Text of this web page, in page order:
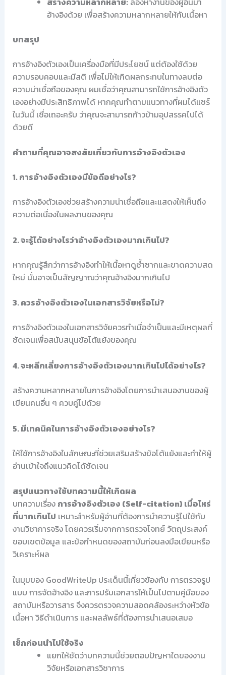
อ้างอิงด้วย เพื่อสร้างความหลากหลายให้กับเนื้อหา
บทสรุป
การอ้างอิงตัวเองเป็นเครื่องมือที่มีประโยชน์ แต่ต้องใช้ด้วย
ความรอบคอบและมีสติ เพื่อไม่ให้เกิดผลกระทบในทางลบต่อ
ความน่าเชื่อถือของคุณ ผมเชื่อว่าคุณสามารถใช้การอ้างอิงตัว
เองอย่างมีประสิทธิภาพได้ หากคุณทำตามแนวทางที่ผมได้แชร์
ในวันนี้ เชื่อเถอะครับ ว่าคุณจะสามารถก้าวข้ามอุปสรรคไปได้
ด้วยดี
คำถามที่คุณอาจสงสัยเกี่ยวกับการอ้างอิงตัวเอง
1. การอ้างอิงตัวเองมีข้อดีอย่างไร?
การอ้างอิงตัวเองช่วยสร้างความน่าเชื่อถือและแสดงให้เห็นถึง
ความต่อเนื่องในผลงานของคุณ
2. จะรู้ได้อย่างไรว่าอ้างอิงตัวเองมากเกินไป?
หากคุณรู้สึกว่าการอ้างอิงทำให้เนื้อหาดูซ้ำซากและขาดความสด
ใหม่ นั่นอาจเป็นสัญญาณว่าคุณอ้างอิงมากเกินไป
3. ควรอ้างอิงตัวเองในเอกสารวิจัยหรือไม่?
การอ้างอิงตัวเองในเอกสารวิจัยควรทำเมื่อจำเป็นและมีเหตุผลที่
ชัดเจนเพื่อสนับสนุนข้อโต้แย้งของคุณ
4. จะหลีกเลี่ยงการอ้างอิงตัวเองมากเกินไปได้อย่างไร?
สร้างความหลากหลายในการอ้างอิงโดยการนำเสนองานของผู้
เขียนคนอื่น ๆ ควบคู่ไปด้วย
5. มีเทคนิคในการอ้างอิงตัวเองอย่างไร?
ให้ใช้การอ้างอิงในลักษณะที่ช่วยเสริมสร้างข้อโต้แย้งและทำให้ผู้
อ่านเข้าใจถึงแนวคิดได้ชัดเจน
สรุปแนวทางใช้บทความนี้ให้เกิดผล
บทความเรื่อง การอ้างอิงตัวเอง (Self-citation) เมื่อไหร่
ที่มากเกินไป เหมาะสำหรับผู้อ่านที่ต้องการนำความรู้ไปใช้กับ
งานวิชาการจริง โดยควรเริ่มจากการตรวจโจทย์ วัตถุประสงค์
ขอบเขตข้อมูล และข้อกำหนดของสถาบันก่อนลงมือเขียนหรือ
วิเคราะห์ผล
ในมุมของ GoodWriteUp ประเด็นนี้เกี่ยวข้องกับ การตรวจรูป
แบบ การจัดอ้างอิง และการปรับเอกสารให้เป็นไปตามคู่มือของ
สถาบันหรือวารสาร จึงควรตรวจความสอดคล้องระหว่างหัวข้อ
เนื้อหา วิธีดำเนินการ และผลลัพธ์ที่ต้องการนำเสนอเสมอ
เช็กก่อนนำไปใช้จริง
แยกให้ชัดว่าบทความนี้ช่วยตอบปัญหาใดของงาน
วิจัยหรือเอกสารวิชาการ